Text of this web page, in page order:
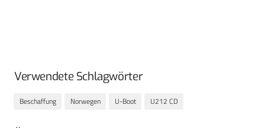
Verwendete Schlagwörter
Beschaffung Norwegen U-Boot U212 CD